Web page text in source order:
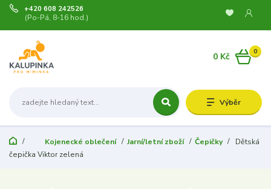
Výběr
+420 608 242526
(Po-Pá, 8-16 hod.)
0
0 Kč
Kojenecké oblečení Jarní/letní zboží Čepičky
Dětská
čepička Viktor zelená